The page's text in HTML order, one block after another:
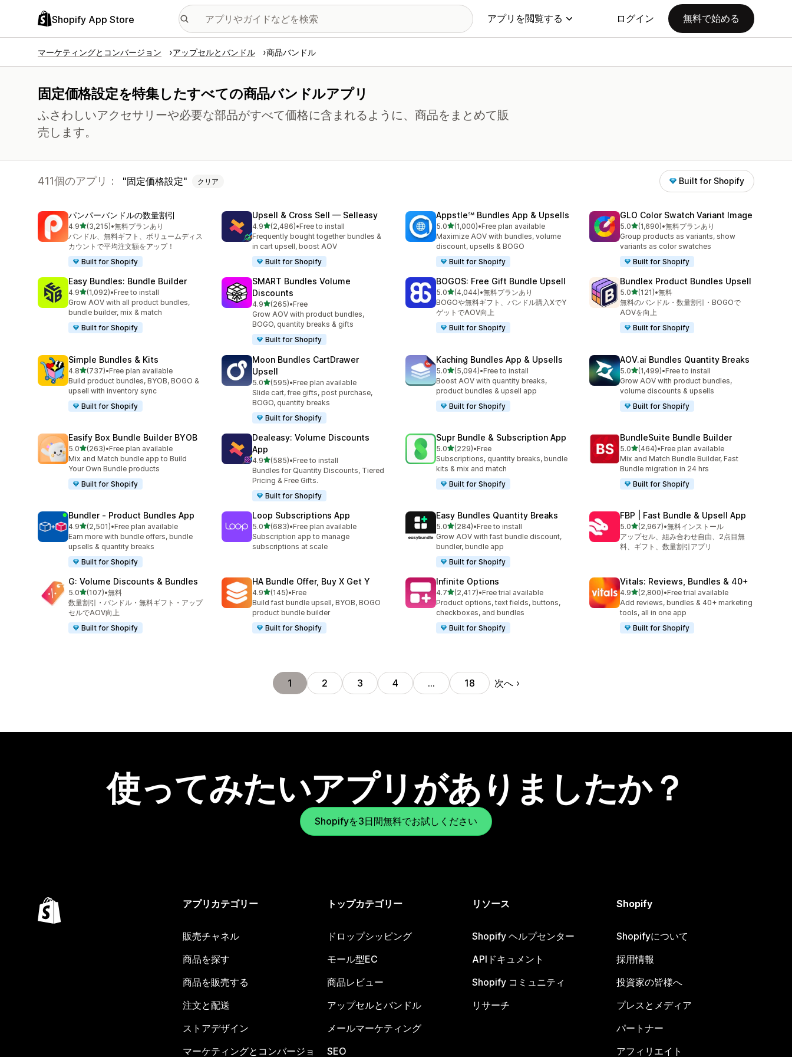
Shopify App Store アプリを閲覧する ログイン 無料で始める
マーケティングとコンバージョン アップセルとバンドル 商品バンドル
固定価格設定を特集したすべての商品バンドルアプリ
ふさわしいアクセサリーや必要な部品がすべて価格に含まれるように、商品をまとめて販
売します。
411個のアプリ： 固定価格設定 クリア Built for Shopify
パンパーバンドルの数量割引
4.95つ星中
(3,215)
合計レビュー数：3215件
•無料プランあり
バンドル、無料ギフト、ボリュームディス
カウントで平均注文額をアップ！
Built for Shopify
Upsell & Cross Sell — Selleasy
4.95つ星中
(2,486)
合計レビュー数：2486件
•Free to install
Frequently bought together bundles &
in cart upsell, boost AOV
Built for Shopify
Appstle℠ Bundles App & Upsells
5.05つ星中
(1,000)
合計レビュー数：1000件
•Free plan available
Maximize AOV with bundles, volume
discount, upsells & BOGO
Built for Shopify
GLO Color Swatch Variant Image
5.05つ星中
(1,690)
合計レビュー数：1690件
•無料プランあり
Group products as variants, show
variants as color swatches
Built for Shopify
Easy Bundles: Bundle Builder
4.95つ星中
(1,092)
合計レビュー数：1092件
•Free to install
Grow AOV with all product bundles,
bundle builder, mix & match
Built for Shopify
SMART Bundles Volume
Discounts
4.95つ星中
(265)
合計レビュー数：265件
•Free
Grow AOV with product bundles,
BOGO, quantity breaks & gifts
Built for Shopify
BOGOS: Free Gift Bundle Upsell
5.05つ星中
(4,044)
合計レビュー数：4044件
•無料プランあり
BOGOや無料ギフト、バンドル購入XでY
ゲットでAOV向上
Built for Shopify
Bundlex Product Bundles Upsell
5.05つ星中
(121)
合計レビュー数：121件
•無料
無料のバンドル・数量割引・BOGOで
AOVを向上
Built for Shopify
Simple Bundles & Kits
4.85つ星中
(737)
合計レビュー数：737件
•Free plan available
Build product bundles, BYOB, BOGO &
upsell with inventory sync
Built for Shopify
Moon Bundles CartDrawer
Upsell
5.05つ星中
(595)
合計レビュー数：595件
•Free plan available
Slide cart, free gifts, post purchase,
BOGO, quantity breaks
Built for Shopify
Kaching Bundles App & Upsells
5.05つ星中
(5,094)
合計レビュー数：5094件
•Free to install
Boost AOV with quantity breaks,
product bundles & upsell app
Built for Shopify
AOV.ai Bundles Quantity Breaks
5.05つ星中
(1,499)
合計レビュー数：1499件
•Free to install
Grow AOV with product bundles,
volume discounts & upsells
Built for Shopify
Easify Box Bundle Builder BYOB
5.05つ星中
(263)
合計レビュー数：263件
•Free plan available
Mix and Match bundle app to Build
Your Own Bundle products
Built for Shopify
Dealeasy: Volume Discounts
App
4.95つ星中
(585)
合計レビュー数：585件
•Free to install
Bundles for Quantity Discounts, Tiered
Pricing & Free Gifts.
Built for Shopify
Supr Bundle & Subscription App
5.05つ星中
(229)
合計レビュー数：229件
•Free
Subscriptions, quantity breaks, bundle
kits & mix and match
Built for Shopify
BundleSuite Bundle Builder
5.05つ星中
(464)
合計レビュー数：464件
•Free plan available
Mix and Match Bundle Builder, Fast
Bundle migration in 24 hrs
Built for Shopify
Bundler ‑ Product Bundles App
4.95つ星中
(2,501)
合計レビュー数：2501件
•Free plan available
Earn more with bundle offers, bundle
upsells & quantity breaks
Built for Shopify
Loop Subscriptions App
5.05つ星中
(683)
合計レビュー数：683件
•Free plan available
Subscription app to manage
subscriptions at scale
Easy Bundles Quantity Breaks
5.05つ星中
(284)
合計レビュー数：284件
•Free to install
Grow AOV with fast bundle discount,
bundler, bundle app
Built for Shopify
FBP | Fast Bundle & Upsell App
5.05つ星中
(2,967)
合計レビュー数：2967件
•無料インストール
アップセル、組み合わせ自由、2点目無
料、ギフト、数量割引アプリ
G: Volume Discounts & Bundles
5.05つ星中
(107)
合計レビュー数：107件
•無料
数量割引・バンドル・無料ギフト・アップ
セルでAOV向上
Built for Shopify
HA Bundle Offer, Buy X Get Y
4.95つ星中
(145)
合計レビュー数：145件
•Free
Build fast bundle upsell, BYOB, BOGO
product bundle builder
Built for Shopify
Infinite Options
4.75つ星中
(2,417)
合計レビュー数：2417件
•Free trial available
Product options, text fields, buttons,
checkboxes, and bundles
Built for Shopify
Vitals: Reviews, Bundles & 40+
4.95つ星中
(2,800)
合計レビュー数：2800件
•Free trial available
Add reviews, bundles & 40+ marketing
tools, all in one app
Built for Shopify
1 2 3 4 … 18 次へ
使ってみたいアプリがありましたか？
Shopifyを3日間無料でお試しください
アプリカテゴリー
販売チャネル
商品を探す
商品を販売する
注文と配送
ストアデザイン
マーケティングとコンバージョ
トップカテゴリー
ドロップシッピング
モール型EC
商品レビュー
アップセルとバンドル
メールマーケティング
SEO
リソース
Shopify ヘルプセンター
APIドキュメント
Shopify コミュニティ
リサーチ
Shopify
Shopifyについて
採用情報
投資家の皆様へ
プレスとメディア
パートナー
アフィリエイト